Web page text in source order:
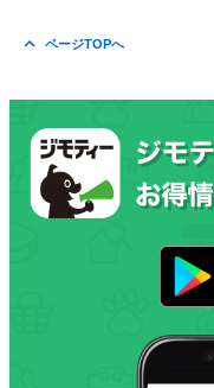
ページTOPへ